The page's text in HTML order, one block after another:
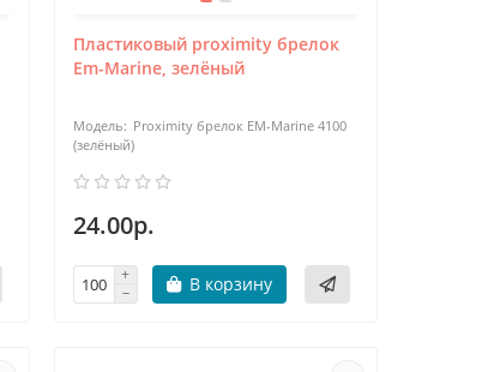
Пластиковый proximity брелок
Em-Marine, зелёный
Proximity брелок EM-Marine 4100
(зелёный)
24.00р.
В корзину